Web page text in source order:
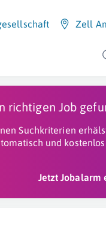
Zell
richtigen Job
Suchkriterien
und
Jetzt Jobalarm